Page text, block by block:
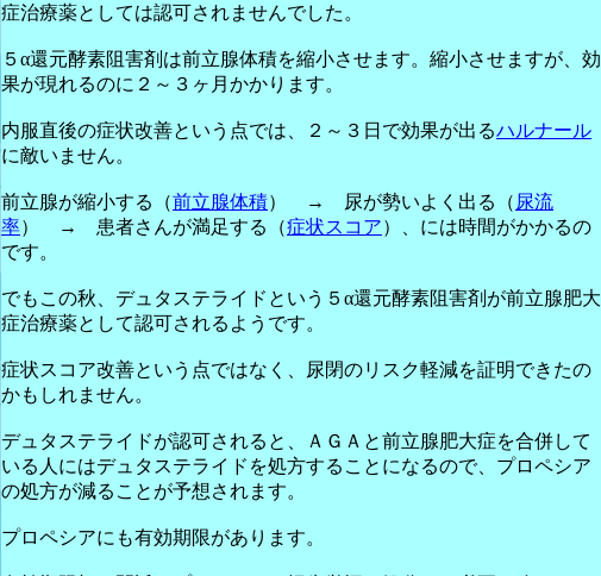
症治療薬としては認可されませんでした。
５α還元酵素阻害剤は前立腺体積を縮小させます。縮小させますが、効
果が現れるのに２～３ヶ月かかります。
内服直後の症状改善という点では、２～３日で効果が出るハルナール
に敵いません。
前立腺が縮小する（前立腺体積） → 尿が勢いよく出る（ 尿流
率） → 患者さんが満足する（症状スコア）、には時間がかかるの
です。
でもこの秋、デュタステライドという５α還元酵素阻害剤が前立腺肥大
症治療薬として認可されるようです。
症状スコア改善という点ではなく、尿閉のリスク軽減を証明できたの
かもしれません。
デュタステライドが認可されると、ＡＧＡと前立腺肥大症を合併して
いる人にはデュタステライドを処方することになるので、プロペシア
の処方が減ることが予想されます。
プロペシアにも有効期限があります。